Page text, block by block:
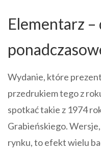
Elementarz –
Wydanie, które
przedrukiem tego z
spotkać takie z 1974
Grabieńskiego.
rynku, to efekt wielu